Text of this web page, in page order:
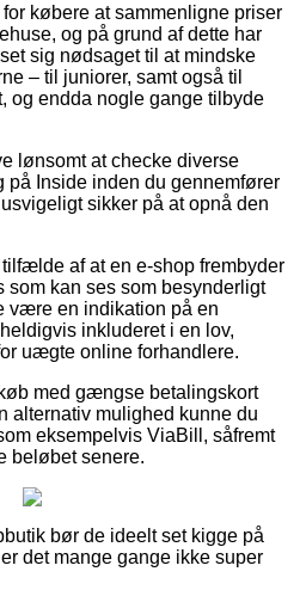
købere at sammenligne priser
og på grund af dette har
sig nødsaget til at mindske
– til juniorer, samt også til
og endda nogle gange tilbyde
lønsomt at checke diverse
på Inside inden du gennemfører
sikker på at opnå den
af at en e-shop frembyder
som kan ses som besynderligt
være en indikation på en
inkluderet i en lov,
uægte online forhandlere.
med gængse betalingskort
alternativ mulighed kunne du
eksempelvis ViaBill, såfremt
beløbet senere.
bør de ideelt set kigge på
det mange gange ikke super